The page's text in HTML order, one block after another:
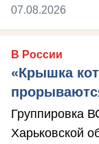
07.08.2026
В России
«Крышка
Группировка
Харьковской